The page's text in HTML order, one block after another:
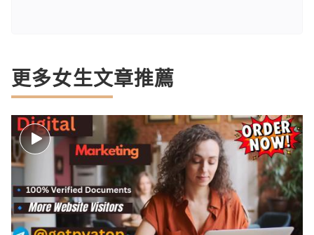
更多女生文章推薦